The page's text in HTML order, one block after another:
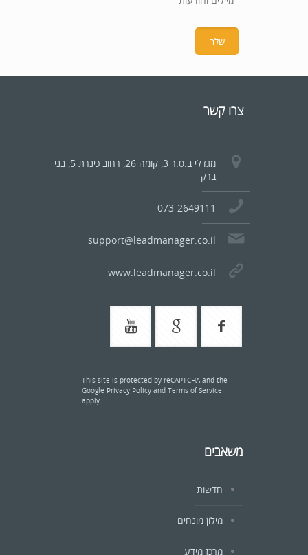
צרו קשר
מגדלי ב.ס.ר 3, קומה 26, רחוב כינרת 5, בני
ברק
073-2649111
support@leadmanager.co.il
www.leadmanager.co.il
This site is protected by reCAPTCHA and the
Google Privacy Policy and Terms of Service
apply.
משאבים
חדשות
מילון מונחים
מרכז מידע